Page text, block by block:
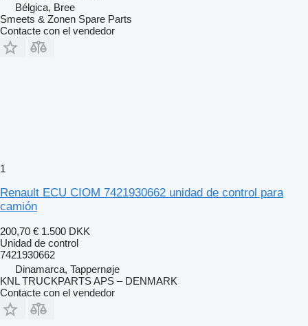
Bélgica, Bree
Smeets & Zonen Spare Parts
Contacte con el vendedor
1
Renault ECU CIOM 7421930662 unidad de control para
camión
200,70 € 1.500 DKK
Unidad de control
7421930662
Dinamarca, Tappernøje
KNL TRUCKPARTS APS – DENMARK
Contacte con el vendedor